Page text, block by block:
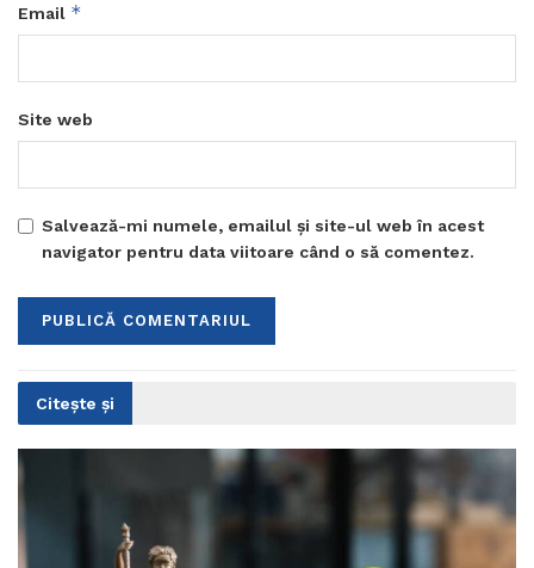
Email *
Site web
Salvează-mi numele, emailul și site-ul web în acest
navigator pentru data viitoare când o să comentez.
Citește și